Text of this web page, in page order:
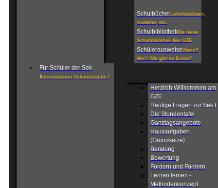
SchulbücherLehrmittellisten,
Ausleihe, etc.
SchulbibliothekDie neue
Schulbibliothek des GZE
SchülerausweiseWann?
Wie? Wie gibt es Ersatz?
Für Schüler der Sek
Informationen Sekundarstufe I
Herzlich Willkommen am
GZE
Häufige Fragen zur Sek I
Die Stundentafel
Ganztagsangebote
Hausaufgaben
(Grundsätze)
Beratung
Bewertung
Fordern und Fördern
Lernen lernen -
Methodenkonzept